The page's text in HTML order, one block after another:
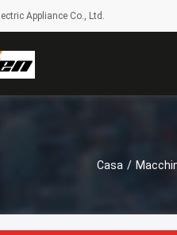
Appliance Co., Ltd.
Casa /